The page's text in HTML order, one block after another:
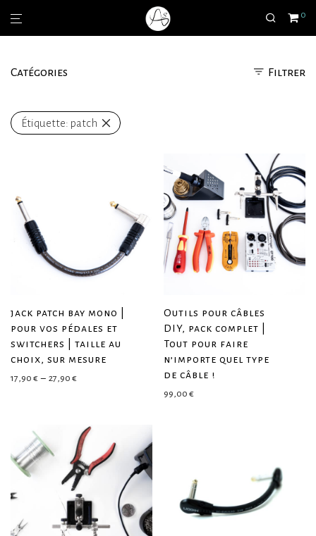
0
Catégories Filtrer
Étiquette: patch
jack patch bay mono |
pour vos pédales et
switchers | taille au
choix, sur mesure
17,90 € – 27,90 €Plage de prix : 17,90 € à 27,90 €
Outils pour câbles
DIY, pack complet |
Tout pour faire
n’importe quel type
de câble !
99,00 €